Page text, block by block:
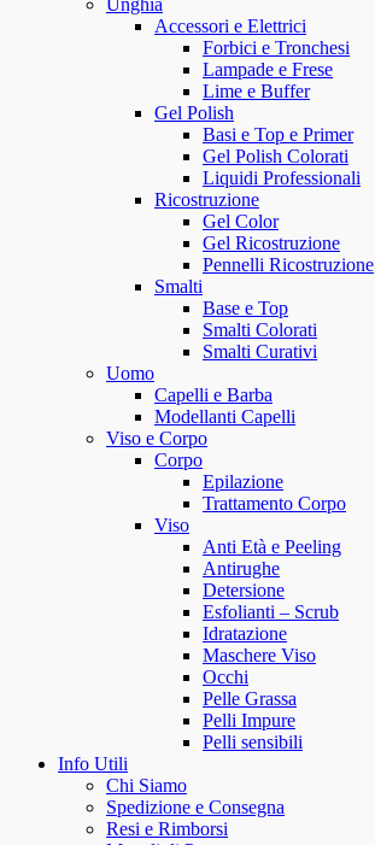
Unghia
Accessori e Elettrici
Forbici e Tronchesi
Lampade e Frese
Lime e Buffer
Gel Polish
Basi e Top e Primer
Gel Polish Colorati
Liquidi Professionali
Ricostruzione
Gel Color
Gel Ricostruzione
Pennelli Ricostruzione
Smalti
Base e Top
Smalti Colorati
Smalti Curativi
Uomo
Capelli e Barba
Modellanti Capelli
Viso e Corpo
Corpo
Epilazione
Trattamento Corpo
Viso
Anti Età e Peeling
Antirughe
Detersione
Esfolianti – Scrub
Idratazione
Maschere Viso
Occhi
Pelle Grassa
Pelli Impure
Pelli sensibili
Info Utili
Chi Siamo
Spedizione e Consegna
Resi e Rimborsi